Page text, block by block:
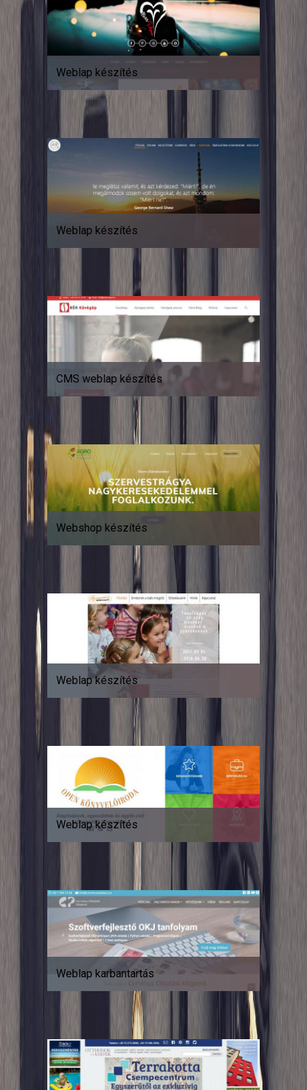
Weblap készítés
Weblap készítés
CMS weblap készítés
Webshop készítés
Weblap készítés
Weblap készítés
Weblap karbantartás